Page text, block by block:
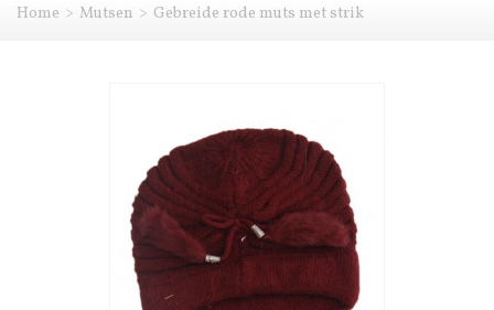
Home > Mutsen > Gebreide rode muts met strik